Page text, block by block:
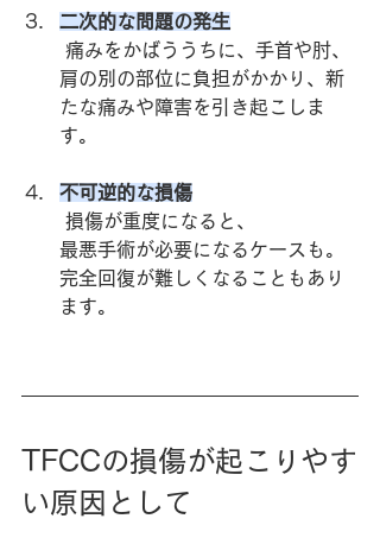
二次的な問題の発生
痛みをかばううちに、手首や肘、
肩の別の部位に負担がかかり、新
たな痛みや障害を引き起こしま
す。
不可逆的な損傷
損傷が重度になると、
最悪手術が必要になるケースも。
完全回復が難しくなることもあり
ます。
TFCCの損傷が起こりやす
い原因として